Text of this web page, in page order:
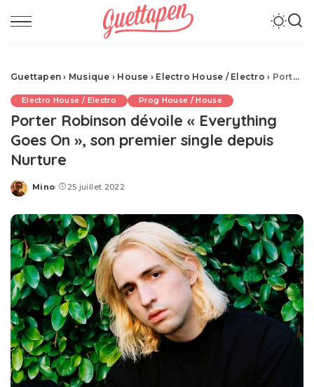
Guettapen › Musique › House › Electro House / Electro › Porter Robinson dévoile « Everything Goes On », son premier single depuis Nurture
Electro House / Electro Prog House / House
Porter Robinson dévoile « Everything
Goes On », son premier single depuis
Nurture
Posted
Mino 25 juillet 2022